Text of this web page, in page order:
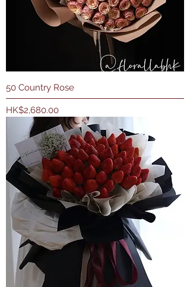
50 Country Rose
價格
HK$2,680.00